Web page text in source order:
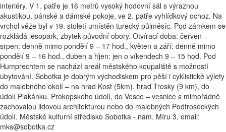
interiéry. V 1. patře je 16 metrů vysoký hodovní sál s výraznou
akustikou, pánské a dámské pokoje, ve 2. patře vyhlídkový ochoz. Na
vrchol věže byl v 19. století umístěn turecký půlměsíc. Pod zámkem se
rozkládá lesopark, zbytek původní obory. Otvírací doba: červen –
srpen: denně mimo pondělí 9 – 17 hod., květen a září: denně mimo
pondělí 9 – 16 hod., duben a říjen: jen o víkendech 9 – 15 hod. Pod
Humprechtem se nachází areál městského koupaliště s možností
ubytování. Sobotka je dobrým východiskem pro pěší i cyklistické výlety
do malebného okolí – na hrad Kost (5km), hrad Trosky (9 km), do
údolí Plakánku, Prokopského údolí, do Vesce – vesnice s mimořádně
zachovalou lidovou architekturou nebo do malebných Podtroseckých
údolí. Městské kulturní středisko Sobotka - nám. Míru 3, email:
mks@sobotka.cz